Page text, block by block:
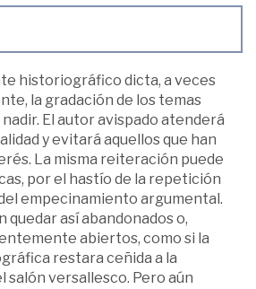
historiográfico dicta, a veces
la gradación de los temas
El autor avispado atenderá
y evitará aquellos que han
La misma reiteración puede
por el hastío de la repetición
empecinamiento argumental.
quedar así abandonados o,
abiertos, como si la
restara ceñida a la
salón versallesco. Pero aún